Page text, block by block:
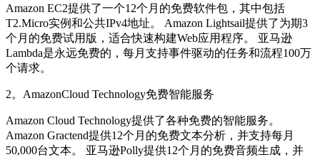
Amazon EC2提供了一个12个月的免费软件包，其中包括
T2.Micro实例和公共IPv4地址。 Amazon Lightsail提供了为期3
个月的免费试用版，适合快速构建Web应用程序。 亚马逊
Lambda是永远免费的，每月支持事件驱动的任务和流程100万
个请求。
2。AmazonCloud Technology免费智能服务
Amazon Cloud Technology提供了各种免费的智能服务。
Amazon Gractend提供12个月的免费文本分析，并支持每月
50,000台文本。 亚马逊Polly提供12个月的免费音频生成，并